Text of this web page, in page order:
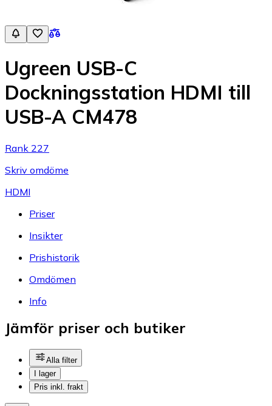
Ugreen USB-C
Dockningsstation HDMI till
USB-A CM478
Rank 227
Skriv omdöme
HDMI
Priser
Insikter
Prishistorik
Omdömen
Info
Jämför priser och butiker
Alla filter
I lager
Pris inkl. frakt